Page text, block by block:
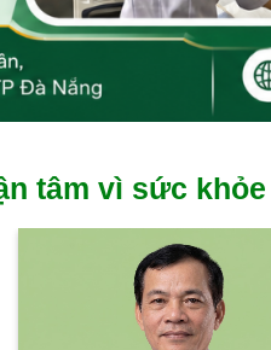
tâm vì sức khỏe